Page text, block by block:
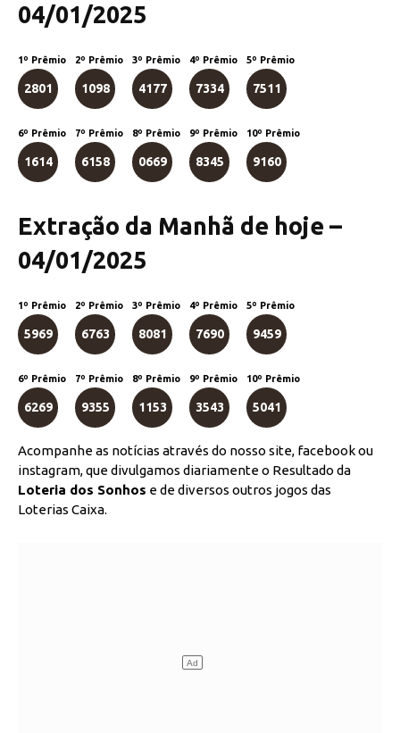
04/01/2025
1º Prêmio
2801
2º Prêmio
1098
3º Prêmio
4177
4º Prêmio
7334
5º Prêmio
7511
6º Prêmio
1614
7º Prêmio
6158
8º Prêmio
0669
9º Prêmio
8345
10º Prêmio
9160
Extração da Manhã de hoje –
04/01/2025
1º Prêmio
5969
2º Prêmio
6763
3º Prêmio
8081
4º Prêmio
7690
5º Prêmio
9459
6º Prêmio
6269
7º Prêmio
9355
8º Prêmio
1153
9º Prêmio
3543
10º Prêmio
5041
Acompanhe as notícias através do nosso site, facebook ou
instagram, que divulgamos diariamente o Resultado da
Loteria dos Sonhos e de diversos outros jogos das
Loterias Caixa.